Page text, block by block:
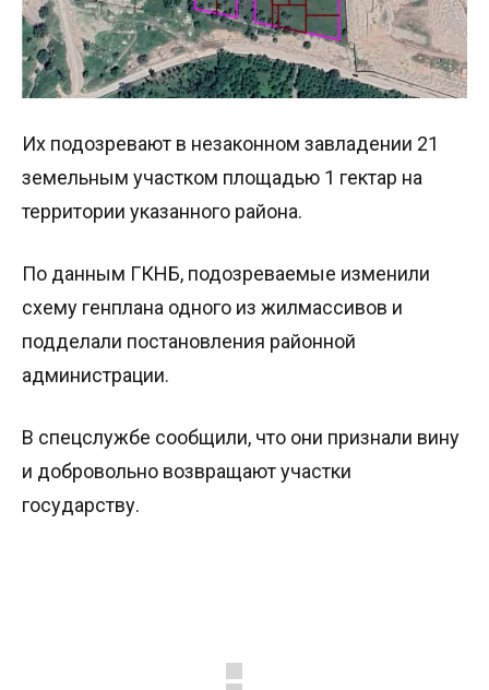
Их подозревают в незаконном завладении 21
земельным участком площадью 1 гектар на
территории указанного района.
По данным ГКНБ, подозреваемые изменили
схему генплана одного из жилмассивов и
подделали постановления районной
администрации.
В спецслужбе сообщили, что они признали вину
и добровольно возвращают участки
государству.